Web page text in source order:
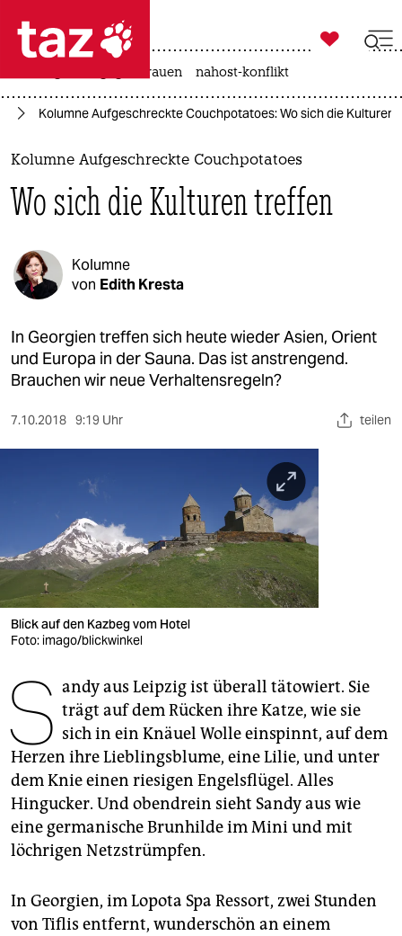
 taz zahl ich
taz zahl ich
themen
politik
öko
gesellschaft
kultur
sport
nord
verlag
verlag
veranstaltungen
shop
unterstützen
abo
genossenschaft
epaper login

taz zahl ich
gewalt gegen frauen nahost-konflikt
Kolumne Aufgeschreckte Couchpotatoes: Wo sich die Kulturen
Kolumne Aufgeschreckte Couchpotatoes
Wo sich die Kulturen treffen
Kolumne
von Edith Kresta
In Georgien treffen sich heute wieder Asien, Orient
und Europa in der Sauna. Das ist anstrengend.
Brauchen wir neue Verhaltensregeln?
7.10.2018 9:19 Uhr teilen
Blick auf den Kazbeg vom Hotel
Foto: imago/blickwinkel
S andy aus Leipzig ist überall tätowiert. Sie
trägt auf dem Rücken ihre Katze, wie sie
sich in ein Knäuel Wolle einspinnt, auf dem
Herzen ihre Lieblingsblume, eine Lilie, und unter
dem Knie einen riesigen Engelsflügel. Alles
Hingucker. Und obendrein sieht Sandy aus wie
eine germanische Brunhilde im Mini und mit
löchrigen Netzstrümpfen.
In Georgien, im Lopota Spa Ressort, zwei Stunden
von Tiflis entfernt, wunderschön an einem